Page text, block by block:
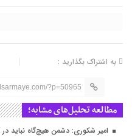
به اشتراک بگذارید :
?p=50965
مطالعه تحلیل‌های مشابه؛
امیر شکوری: دشمن هیچ‌گاه نباید